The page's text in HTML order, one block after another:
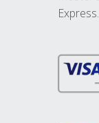
Express.